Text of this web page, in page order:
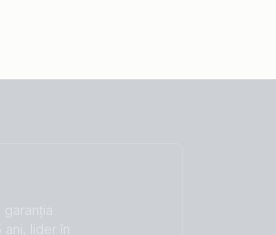
garanția
lider în